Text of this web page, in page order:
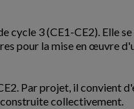
3 (CE1-CE2). Elle
pour la mise en œuvre
Par projet, il convient
construite collectivement.